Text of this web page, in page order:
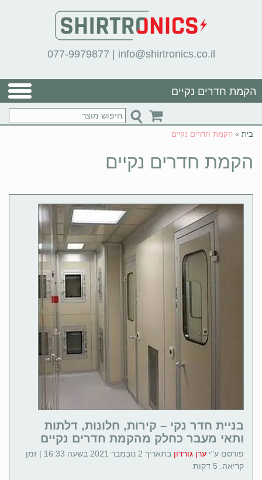
077-9979877 | info@shirtronics.co.il
הקמת חדרים נקיים
בית » הקמת חדרים נקיים
הקמת חדרים נקיים
בניית חדר נקי – קירות, חלונות, דלתות
ותאי מעבר כחלק מהקמת חדרים נקיים
פורסם ע"י ערן גורדון
בתאריך 2 נובמבר 2021 בשעה 16:33 | זמן
קריאה: 5 דקות